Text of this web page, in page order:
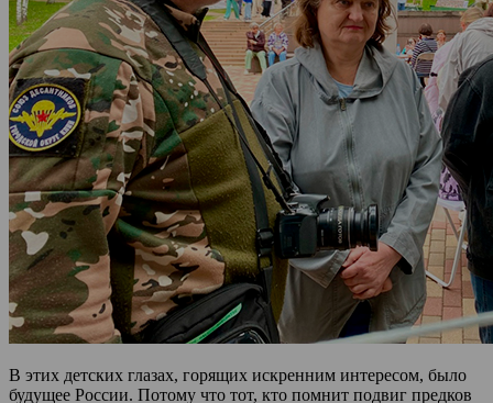
В этих детских глазах, горящих искренним интересом, было
будущее России. Потому что тот, кто помнит подвиг предков